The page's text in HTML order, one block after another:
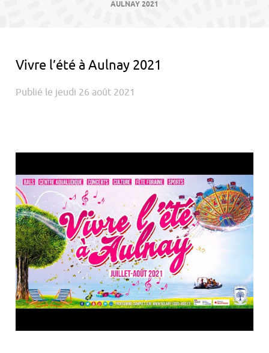
AULNAY 2021
Vivre l’été à Aulnay 2021
Publié le jeudi 26 août 2021